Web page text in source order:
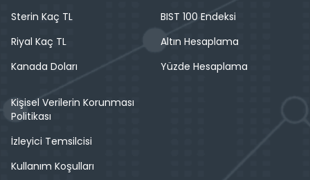
Sterin Kaç TL
Riyal Kaç TL
Kanada Doları
BIST 100 Endeksi
Altın Hesaplama
Yüzde Hesaplama
Kişisel Verilerin Korunması
Politikası
İzleyici Temsilcisi
Kullanım Koşulları